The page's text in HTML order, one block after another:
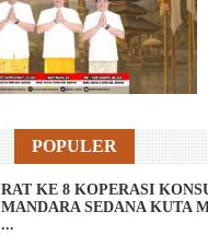
POPULER
RAT KE 8 KOPERASI
MANDARA SEDANA KUTA
...